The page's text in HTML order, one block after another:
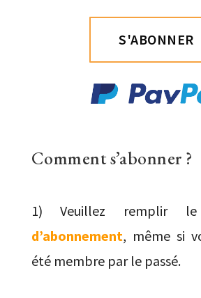
S'ABONNER
Comment s’abonner ?
1) Veuillez remplir
d’abonnement, même si
été membre par le passé.